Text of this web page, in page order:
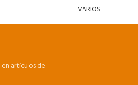
VARIOS
artículos de